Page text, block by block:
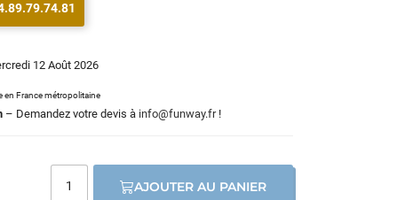
12 Août 2026
en France métropolitaine
– Demandez votre devis à info@funway.fr!
AJOUTER AU PANIER